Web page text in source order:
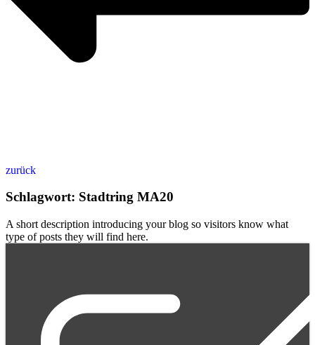
zurück
Schlagwort: Stadtring MA20
A short description introducing your blog so visitors know what
type of posts they will find here.